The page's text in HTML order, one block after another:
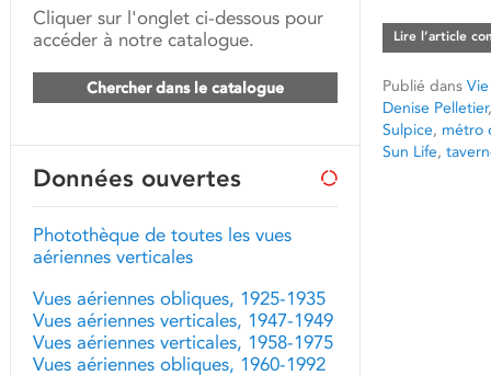
Lire l’article
Publié dans
Denise Pelletier
Sulpice, métro
Sun Life,
Cliquer sur l'onglet ci-dessous pour
accéder à notre catalogue.
Chercher dans le catalogue
Données ouvertes
Photothèque de toutes les vues
aériennes verticales
Vues aériennes obliques, 1925-1935
Vues aériennes verticales, 1947-1949
Vues aériennes verticales, 1958-1975
Vues aériennes obliques, 1960-1992